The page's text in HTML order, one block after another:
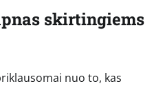
skirtingiems
nuo to, kas